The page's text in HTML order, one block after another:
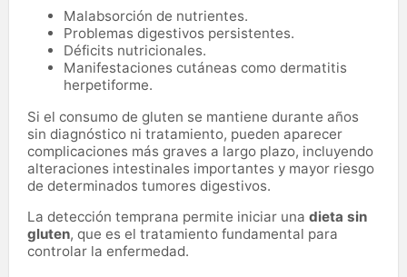
Malabsorción de nutrientes.
Problemas digestivos persistentes.
Déficits nutricionales.
Manifestaciones cutáneas como dermatitis
herpetiforme.
Si el consumo de gluten se mantiene durante años
sin diagnóstico ni tratamiento, pueden aparecer
complicaciones más graves a largo plazo, incluyendo
alteraciones intestinales importantes y mayor riesgo
de determinados tumores digestivos.
La detección temprana permite iniciar una dieta sin
gluten, que es el tratamiento fundamental para
controlar la enfermedad.